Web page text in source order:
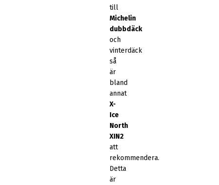
till
Michelin
dubbdäck
och
vinterdäck
så
är
bland
annat
X-
Ice
North
XIN2
att
rekommendera.
Detta
är